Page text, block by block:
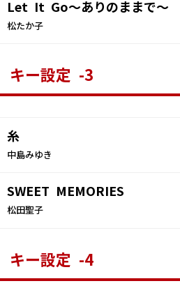
Let It Go～ありのままで～
松たか子
キー設定 -3
糸
中島みゆき
SWEET MEMORIES
松田聖子
キー設定 -4